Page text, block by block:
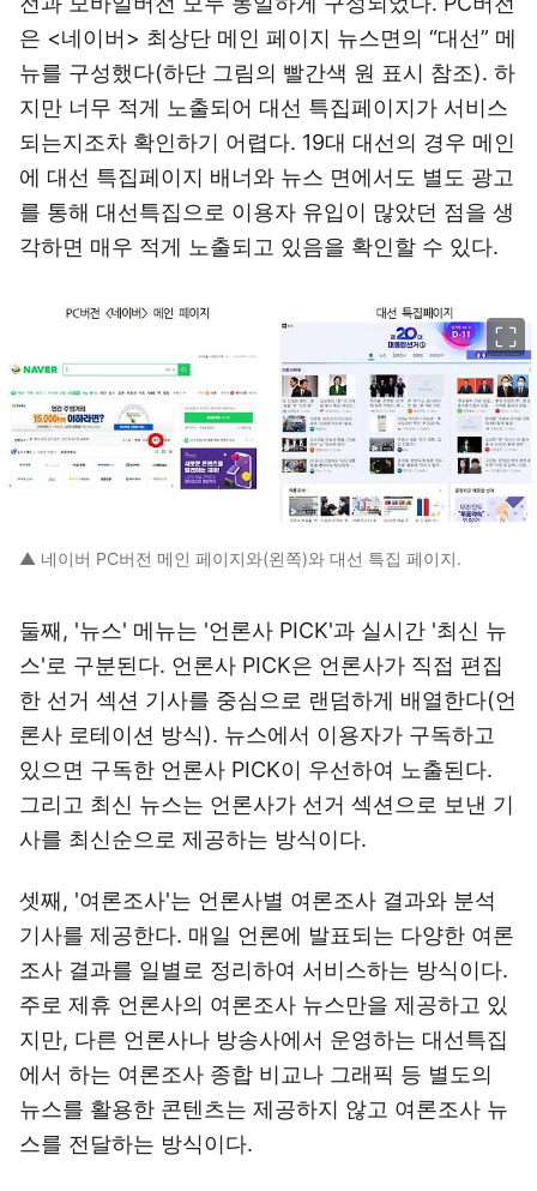
은 <네이버> 최상단 메인 페이지 뉴스면의 “대선” 메
뉴를 구성했다(하단 그림의 빨간색 원 표시 참조). 하
지만 너무 적게 노출되어 대선 특집페이지가 서비스
되는지조차 확인하기 어렵다. 19대 대선의 경우 메인
에 대선 특집페이지 배너와 뉴스 면에서도 별도 광고
를 통해 대선특집으로 이용자 유입이 많았던 점을 생
각하면 매우 적게 노출되고 있음을 확인할 수 있다.
▲ 네이버 PC버전 메인 페이지와(왼쪽)와 대선 특집 페이지.
둘째, '뉴스' 메뉴는 '언론사 PICK'과 실시간 '최신 뉴
스'로 구분된다. 언론사 PICK은 언론사가 직접 편집
한 선거 섹션 기사를 중심으로 랜덤하게 배열한다(언
론사 로테이션 방식). 뉴스에서 이용자가 구독하고
있으면 구독한 언론사 PICK이 우선하여 노출된다.
그리고 최신 뉴스는 언론사가 선거 섹션으로 보낸 기
사를 최신순으로 제공하는 방식이다.
셋째, '여론조사'는 언론사별 여론조사 결과와 분석
기사를 제공한다. 매일 언론에 발표되는 다양한 여론
조사 결과를 일별로 정리하여 서비스하는 방식이다.
주로 제휴 언론사의 여론조사 뉴스만을 제공하고 있
지만, 다른 언론사나 방송사에서 운영하는 대선특집
에서 하는 여론조사 종합 비교나 그래픽 등 별도의
뉴스를 활용한 콘텐츠는 제공하지 않고 여론조사 뉴
스를 전달하는 방식이다.